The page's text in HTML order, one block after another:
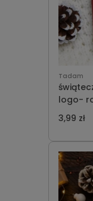
Tadam
3,99 zł